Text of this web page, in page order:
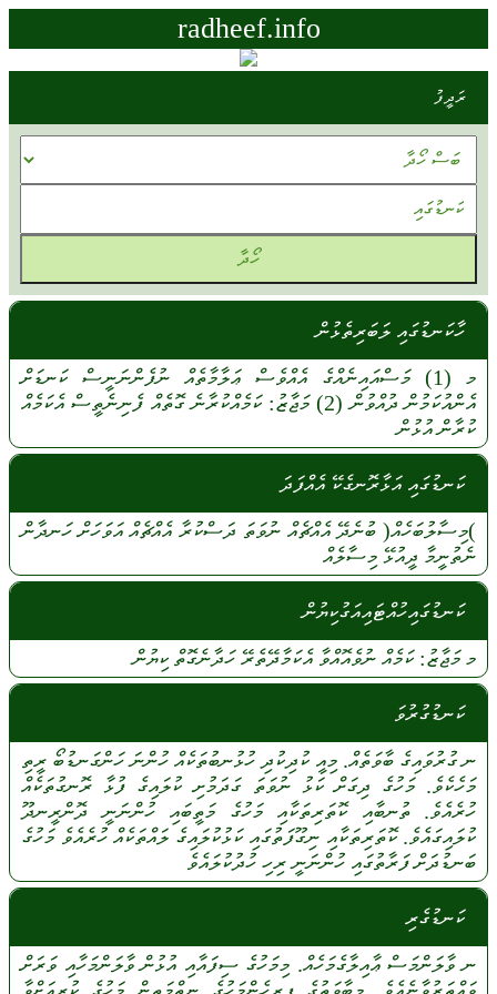
radheef.info
ރަދީފު
ހާކަނޑުގައި ލަބަރިތެޅުން
މ (1) މަސްއައިނެއްގެއެއްވެސްޢަލާމާތެއް ނުފެންނަނީސްކަނޑަށް
އެންއުކަމުންދުއްވުން (2) މަޖާޒު:ކަމެއްކުރާނެގޮތެއްފެނިނެތީސްއެކަމެއް
ކުރާންއުޅުން
ކަނޑުގައި އަޅާރޮނގެކޭ އެއްފަދަ
)މިސާލުބަހެއް( ބުނެދޭއެއްޗެއްނުވަތަ ދަސްކުރާއެއްޗެއްއަވަހަށްހަނދާން
ނެތުނީމާ ދީއުޅޭ މިސާލެއް
ކަނޑުގައިހުއްޓައިއަގުކިޔުން
މމަޖާޒު:ކަމެއް ނުވެއޮއްވާއެކަމާދޭތެރޭހަދާނެގޮތް ކިޔުން
ކަނޑުގުރުވަ
ނގުރުވައިގެ ބާވަތެއް. މިއީ ކުދިކުދި ހުޅުނބުތަކެއް ހުންނަހަންގަނޑުބޯ ރީތި
މަހެކެވެ.މަހުގެ ދިގަށްކަޅުނުވަތަގަދަމުށި ކުލައިގެ ފުޅާ ރޮނގުތަކެއް
ހުރެއެވެ.ތުނބާއިކޮތަރިތަކާއިމަހުގެމަތީބައިހުންނަނީ ދޮންރީނދޫ
ކުލައިގައެވެ.ކޮތަރިތަކާއި ނިގޫފަތުގައިކަޅުކުލައިގެ ލައްތަކެއްހުރެއެވެމަހުގެ
ބަނޑުދަށްފަރާތުގައި ހުންނަނީރިހި ހުދުކުލައެވެ
ކަނޑުގެރި
ނވާލަންމަސްޢާއިލާގެމަހެއް. މިމަހުގެސިފައާއި އުޅުންވާލަންމަހާއިވަރަށް